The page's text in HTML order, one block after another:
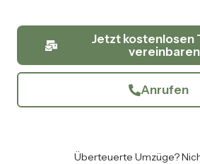
Jetzt kostenlosen
vereinbaren
Anrufen
Überteuerte Umzüge?